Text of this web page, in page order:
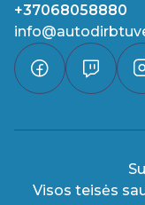
+37068058880
Visos teisės